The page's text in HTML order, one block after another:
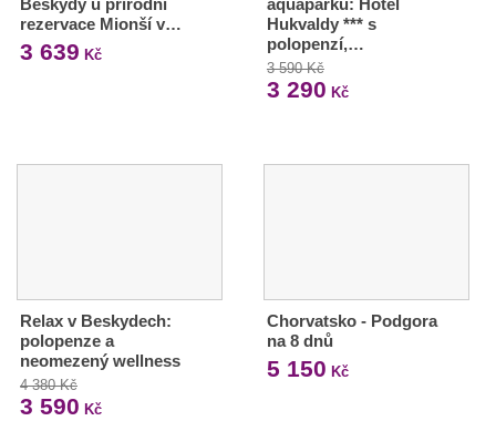
Beskydy u přírodní
rezervace Mionší v…
3 639 Kč
aquaparku: Hotel
Hukvaldy *** s
polopenzí,…
3 590 Kč
3 290 Kč
Relax v Beskydech:
polopenze a
neomezený wellness
4 380 Kč
3 590 Kč
Chorvatsko - Podgora
na 8 dnů
5 150 Kč